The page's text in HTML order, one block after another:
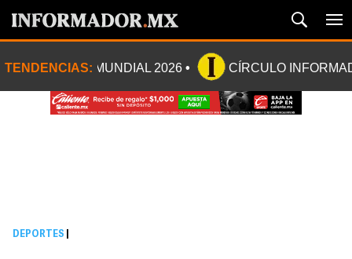
TENDENCIAS: MUNDIAL 2026 CÍRCULO
DEPORTES